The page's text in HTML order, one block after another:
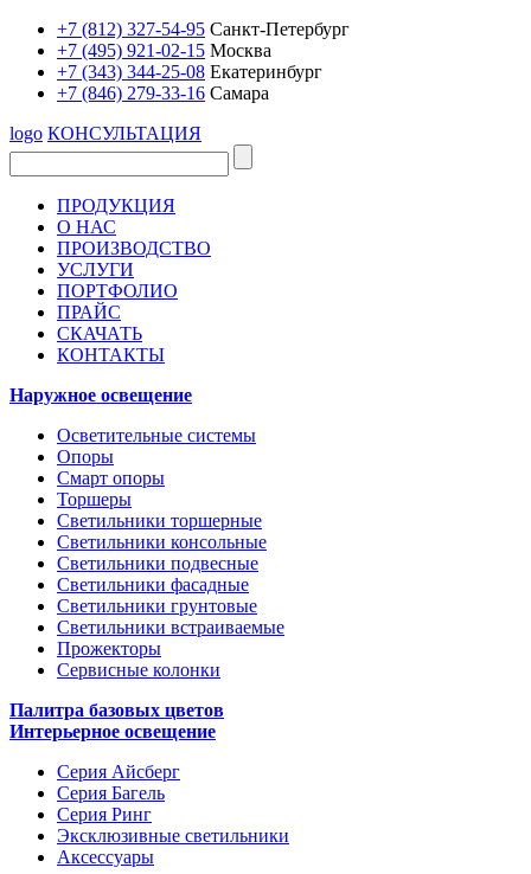
+7 (812) 327-54-95 Санкт-Петербург
+7 (495) 921-02-15 Москва
+7 (343) 344-25-08 Екатеринбург
+7 (846) 279-33-16 Самара
logo КОНСУЛЬТАЦИЯ
ПРОДУКЦИЯ
О НАС
ПРОИЗВОДСТВО
УСЛУГИ
ПОРТФОЛИО
ПРАЙС
СКАЧАТЬ
КОНТАКТЫ
Наружное освещение
Осветительные системы
Опоры
Смарт опоры
Торшеры
Светильники торшерные
Светильники консольные
Светильники подвесные
Светильники фасадные
Светильники грунтовые
Светильники встраиваемые
Прожекторы
Сервисные колонки
Палитра базовых цветов
Интерьерное освещение
Серия Айсберг
Серия Багель
Серия Ринг
Эксклюзивные светильники
Аксессуары